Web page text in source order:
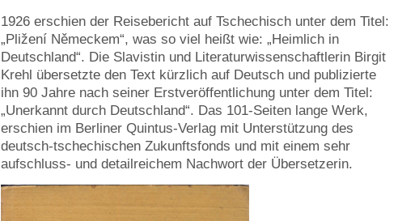
1926 erschien der Reisebericht auf Tschechisch unter dem Titel:
„Pližení Německem“, was so viel heißt wie: „Heimlich in
Deutschland“. Die Slavistin und Literaturwissenschaftlerin Birgit
Krehl übersetzte den Text kürzlich auf Deutsch und publizierte
ihn 90 Jahre nach seiner Erstveröffentlichung unter dem Titel:
„Unerkannt durch Deutschland“. Das 101-Seiten lange Werk,
erschien im Berliner Quintus-Verlag mit Unterstützung des
deutsch-tschechischen Zukunftsfonds und mit einem sehr
aufschluss- und detailreichem Nachwort der Übersetzerin.